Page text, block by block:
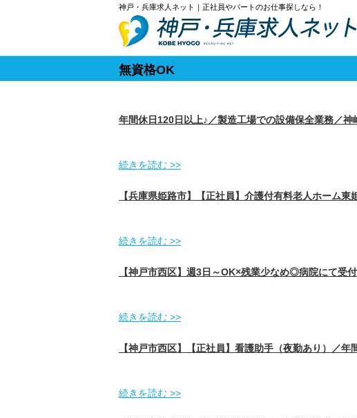
神戸・兵庫求人ネット｜正社員やパートのお仕事探しなら！
無資格OK
年間休日120日以上♪／製造工場での設備保全業務／神
続きを読む >>
【兵庫県姫路市】【正社員】介護付有料老人ホーム
続きを読む >>
【神戸市西区】週3日～OK×残業少なめ◎病院にて受
続きを読む >>
【神戸市西区】【正社員】看護助手（夜勤あり）／年
続きを読む >>